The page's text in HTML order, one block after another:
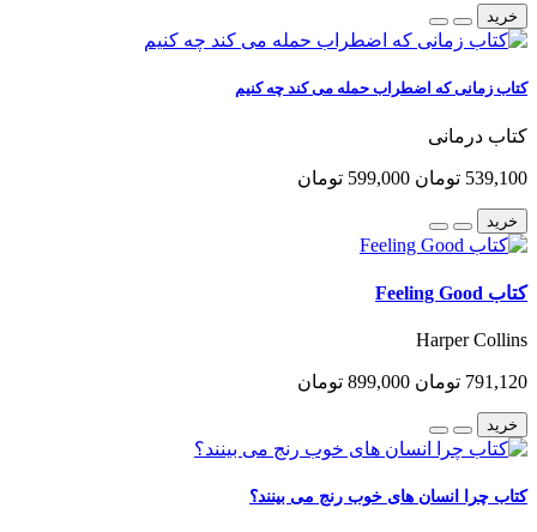
خرید
کتاب زمانی که اضطراب حمله می کند چه کنیم
کتاب درمانی
539,100 تومان 599,000 تومان
خرید
کتاب Feeling Good
Harper Collins
791,120 تومان 899,000 تومان
خرید
کتاب چرا انسان های خوب رنج می بینند؟